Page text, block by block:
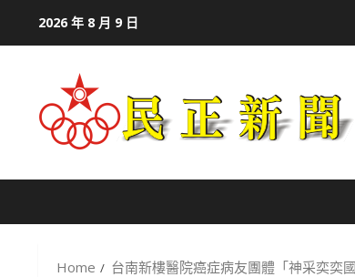
2026 年 8 月 9 日
Home 台南新樓醫院癌症病友團體「神采奕奕